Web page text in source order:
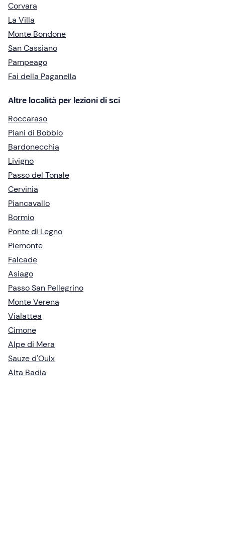
Corvara
La Villa
Monte Bondone
San Cassiano
Pampeago
Fai della Paganella
Altre località per lezioni di sci
Roccaraso
Piani di Bobbio
Bardonecchia
Livigno
Passo del Tonale
Cervinia
Piancavallo
Bormio
Ponte di Legno
Piemonte
Falcade
Asiago
Passo San Pellegrino
Monte Verena
Vialattea
Cimone
Alpe di Mera
Sauze d'Oulx
Alta Badia